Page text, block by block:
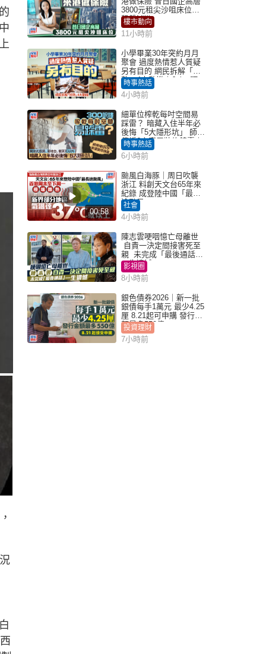
3800元租尖沙咀床位｜
租盤Million
樓市動向
11小時前
小學畢業30年突約月月
聚會 過度熱情惹人質疑
另有目的 網民拆解「扮
熟」4大動機｜Juicy叮
時事熱話
4小時前
細單位榨乾每吋空間易
踩雷？ 暗藏入住半年必
後悔「5大隱形坑」 師傅
傳授6字家居裝修錦囊｜
Juicy叮
時事熱話
6小時前
00:58
颱風白海豚｜周日吹襲
浙江 料創天文台65年來
紀錄 成登陸中國「最長
途颱風」
社會
4小時前
陳志雲哽咽憶亡母離世
自責一決定間接害死至
親 未完成「最後通話」
一生遺憾
影視圈
8小時前
銀色債券2026｜新一批
銀債每手1萬元 最少4.25
厘 8.21起可申購 發行金
額最多550億
投資理財
7小時前